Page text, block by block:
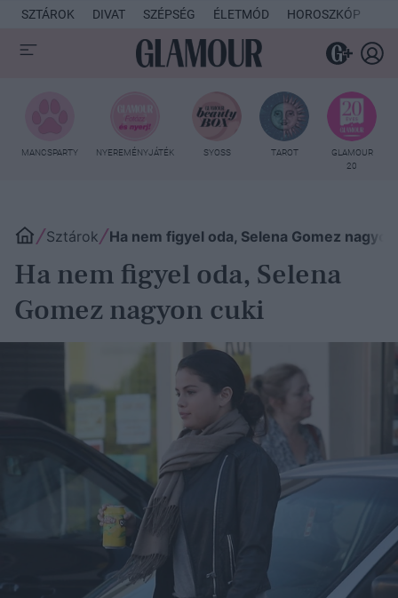
SZTÁROK DIVAT SZÉPSÉG ÉLETMÓD HOROSZKÓP
MANCSPARTY NYEREMÉNYJÁTÉK SYOSS TAROT
GLAMOUR
20
Sztárok Ha nem figyel oda, Selena Gomez
Ha nem figyel oda, Selena
Gomez nagyon cuki